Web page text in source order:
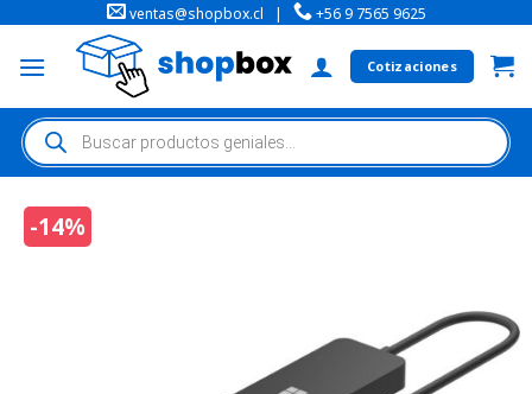
ventas@shopbox.cl | +56 9 7565 9625
Cotizaciones
-14%